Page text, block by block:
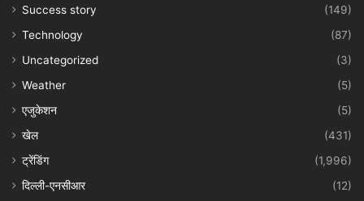
Success story
(149)
Technology
(87)
Uncategorized
(3)
Weather
(5)
एजुकेशन
(5)
खेल
(431)
ट्रेंडिंग
(1,996)
दिल्ली-एनसीआर
(12)